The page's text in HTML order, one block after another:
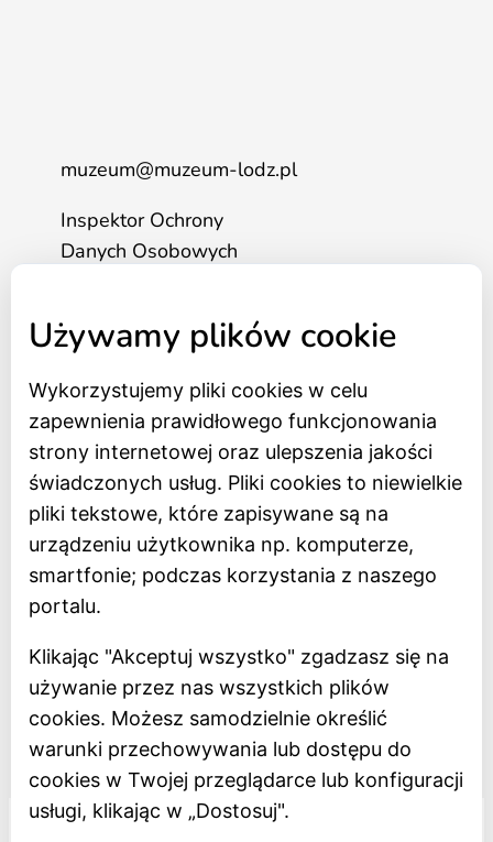
muzeum@muzeum-lodz.pl
Inspektor Ochrony
Danych Osobowych
Strona główna
Bilety online
BIP
Oceń Muzeum
Newsletter
Deklaracja dostępności
Regulamin
Dostępność
Projekt dofinansowany z Unii Europejskiej
Używamy plików cookie
Wykorzystujemy pliki cookies w celu
zapewnienia prawidłowego funkcjonowania
strony internetowej oraz ulepszenia jakości
świadczonych usług. Pliki cookies to niewielkie
pliki tekstowe, które zapisywane są na
urządzeniu użytkownika np. komputerze,
smartfonie; podczas korzystania z naszego
portalu.
Klikając "Akceptuj wszystko" zgadzasz się na
używanie przez nas wszystkich plików
cookies. Możesz samodzielnie określić
warunki przechowywania lub dostępu do
cookies w Twojej przeglądarce lub konfiguracji
usługi, klikając w „Dostosuj".